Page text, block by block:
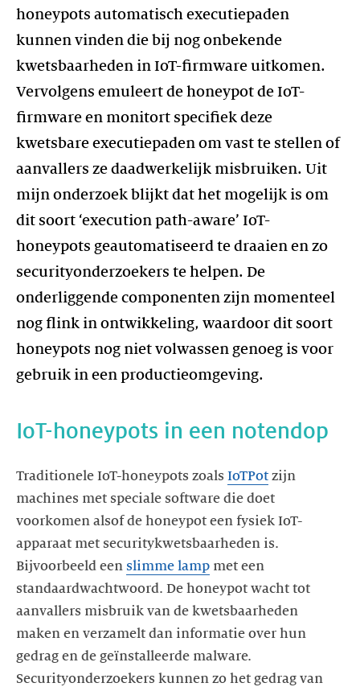
honeypots automatisch executiepaden
kunnen vinden die bij nog onbekende
kwetsbaarheden in IoT-firmware uitkomen.
Vervolgens emuleert de honeypot de IoT-
firmware en monitort specifiek deze
kwetsbare executiepaden om vast te stellen of
aanvallers ze daadwerkelijk misbruiken. Uit
mijn onderzoek blijkt dat het mogelijk is om
dit soort ‘execution path-aware’ IoT-
honeypots geautomatiseerd te draaien en zo
securityonderzoekers te helpen. De
onderliggende componenten zijn momenteel
nog flink in ontwikkeling, waardoor dit soort
honeypots nog niet volwassen genoeg is voor
gebruik in een productieomgeving.
IoT-honeypots in een notendop
Traditionele IoT-honeypots zoals IoTPot zijn
machines met speciale software die doet
voorkomen alsof de honeypot een fysiek IoT-
apparaat met securitykwetsbaarheden is.
Bijvoorbeeld een slimme lamp met een
standaardwachtwoord. De honeypot wacht tot
aanvallers misbruik van de kwetsbaarheden
maken en verzamelt dan informatie over hun
gedrag en de geïnstalleerde malware.
Securityonderzoekers kunnen zo het gedrag van